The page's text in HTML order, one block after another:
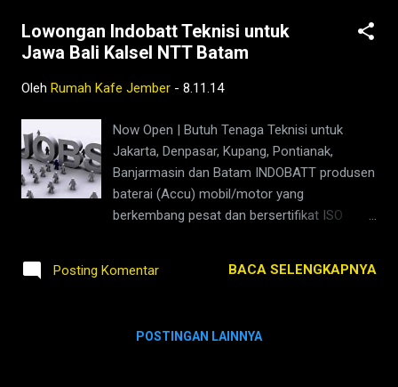
Lowongan Indobatt Teknisi untuk
Jawa Bali Kalsel NTT Batam
Oleh Rumah Kafe Jember - 8.11.14
Now Open | Butuh Tenaga Teknisi untuk
Jakarta, Denpasar, Kupang, Pontianak,
Banjarmasin dan Batam INDOBATT produsen
baterai (Accu) mobil/motor yang
berkembang pesat dan bersertifikat ISO
yang energik, kreatif dan memiliki ambisi
27 tahun 2. S1 / D3 Tehnik Mesin / Otomotif
Posting Komentar BACA SELENGKAPNYA
POSTINGAN LAINNYA